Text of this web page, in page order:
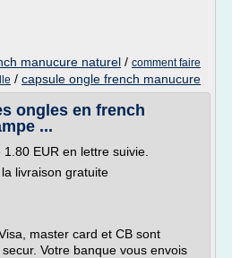
manucure naturel / comment faire
/ capsule ongle french manucure
ongles en french
...
EUR en lettre suivie.
livraison gratuite
master card et CB sont
Votre banque vous envois